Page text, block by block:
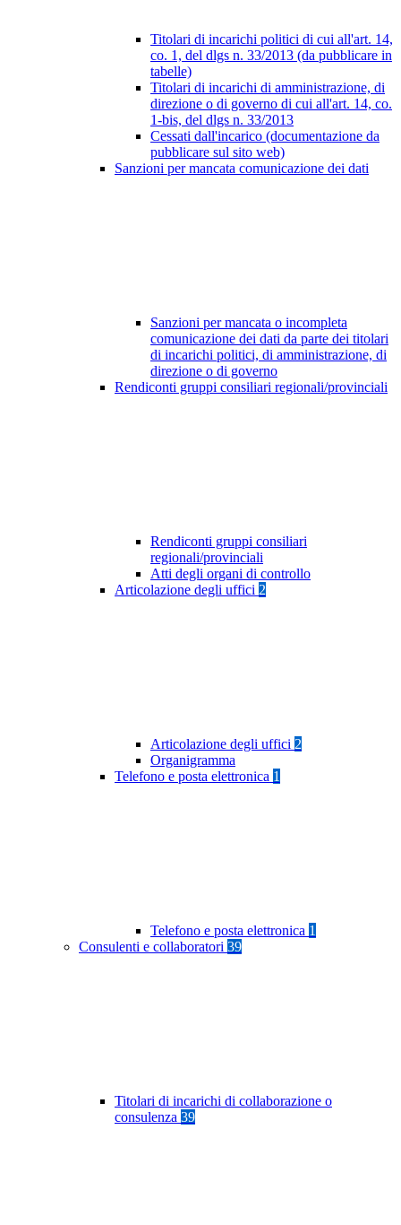
Titolari di incarichi politici di cui all'art. 14,
co. 1, del dlgs n. 33/2013 (da pubblicare in
tabelle)
Titolari di incarichi di amministrazione, di
direzione o di governo di cui all'art. 14, co.
1-bis, del dlgs n. 33/2013
Cessati dall'incarico (documentazione da
pubblicare sul sito web)
Sanzioni per mancata comunicazione dei dati
Sanzioni per mancata o incompleta
comunicazione dei dati da parte dei titolari
di incarichi politici, di amministrazione, di
direzione o di governo
Rendiconti gruppi consiliari regionali/provinciali
Rendiconti gruppi consiliari
regionali/provinciali
Atti degli organi di controllo
Articolazione degli uffici 2
Articolazione degli uffici 2
Organigramma
Telefono e posta elettronica 1
Telefono e posta elettronica 1
Consulenti e collaboratori 39
Titolari di incarichi di collaborazione o
consulenza 39